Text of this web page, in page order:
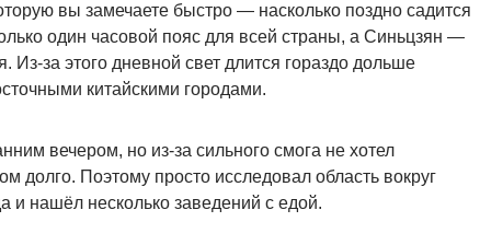
вы замечаете быстро — насколько поздно садится
один часовой пояс для всей страны, а Синьцзян —
Из-за этого дневной свет длится гораздо дольше
китайскими городами.
вечером, но из-за сильного смога не хотел
долго. Поэтому просто исследовал область вокруг
и нашёл несколько заведений с едой.